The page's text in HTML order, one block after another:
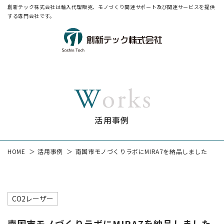
創新テック株式会社は輸入代理販売、モノづくり関連サポート及び関連サービスを提供
する専門会社です。
活用事例
HOME 活用事例 南国市モノづくりラボにMIRA7を納品しました
CO2レーザー